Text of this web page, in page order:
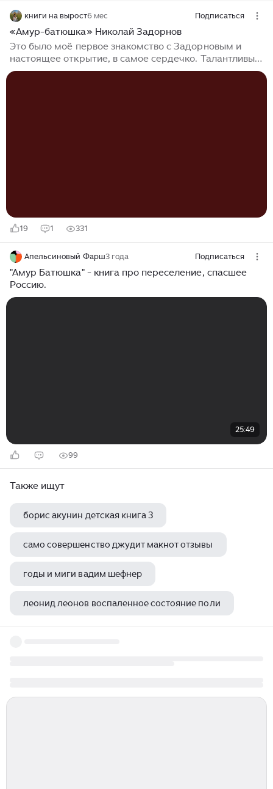
книги на вырост6 мес Подписаться
«Амур-батюшка» Николай Задорнов
Это было моё первое знакомство с Задорновым и
настоящее открытие, в самое сердечко. Талантливый,
мощный писатель, о котором я почти ничего не знала
19 1 331
Апельсиновый Фарш3 года Подписаться
"Амур Батюшка" - книга про переселение, спасшее
Россию.
25:49
99
Также ищут
борис акунин детская книга 3
само совершенство джудит макнот отзывы
годы и миги вадим шефнер
леонид леонов воспаленное состояние поли